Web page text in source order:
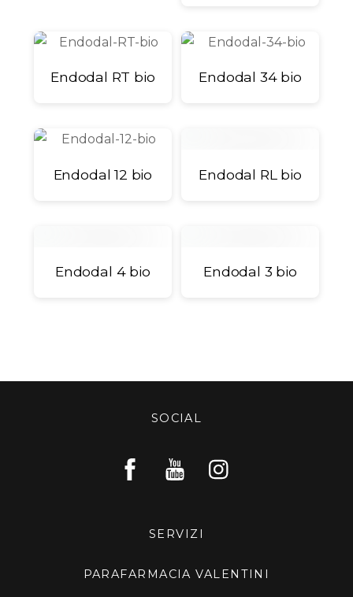
Endodal RT bio Endodal 34 bio
Endodal 12 bio Endodal RL bio
Endodal 4 bio Endodal 3 bio
SOCIAL
SERVIZI
PARAFARMACIA VALENTINI